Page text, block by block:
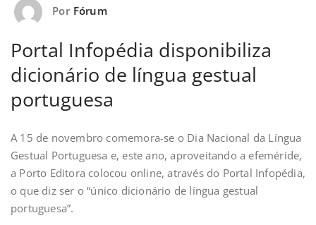
Por Fórum
Portal Infopédia disponibiliza
dicionário de língua gestual
portuguesa
A 15 de novembro comemora-se o Dia Nacional da Língua
Gestual Portuguesa e, este ano, aproveitando a efeméride,
a Porto Editora colocou online, através do Portal Infopédia,
o que diz ser o “único dicionário de língua gestual
portuguesa”.